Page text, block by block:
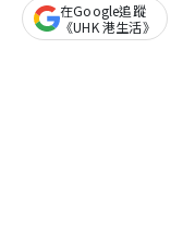
在Google追蹤
《UHK 港生活》